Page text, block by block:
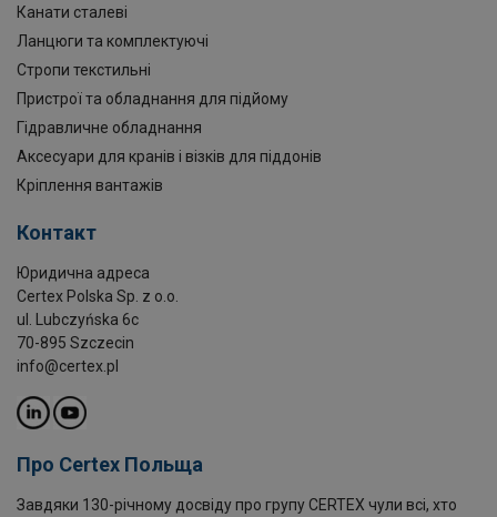
Канати сталеві
Ланцюги та комплектуючі
Стропи текстильні
Пристрої та обладнання для підйому
Гідравличне обладнання
Аксесуари для кранів і візків для піддонів
Кріплення вантажів
Контакт
Юридична адреса
Certex Polska Sp. z o.o.
ul. Lubczyńska 6c
70-895 Szczecin
info@certex.pl
Про Certex Польща
Завдяки 130-річному досвіду про групу CERTEX чули всі, хто